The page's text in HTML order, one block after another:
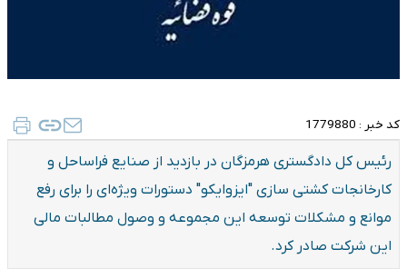
کد خبر : 1779880
رئیس کل دادگستری هرمزگان در بازدید از صنایع فراساحل و
کارخانجات کشتی سازی "ایزوایکو" دستورات ویژه‌ای را برای رفع
موانع و مشکلات توسعه این مجموعه و وصول مطالبات مالی
این شرکت صادر کرد.